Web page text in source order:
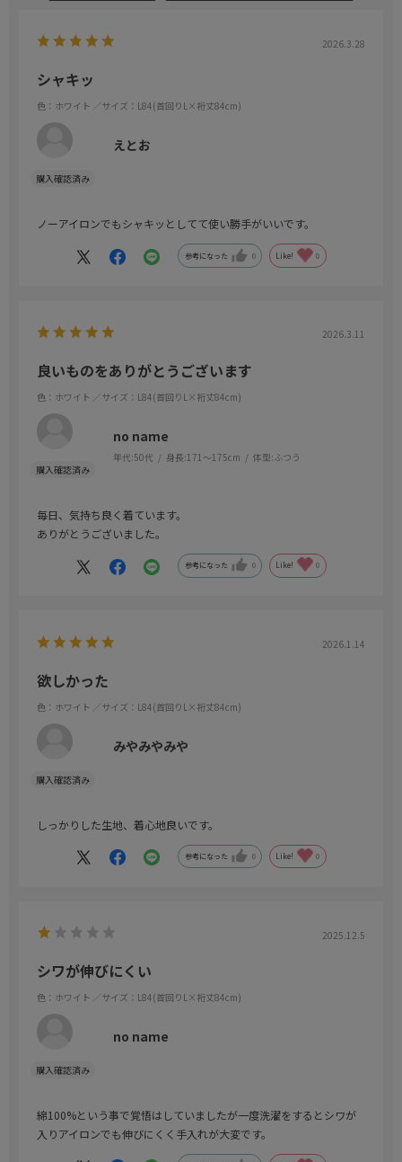
2026.3.28
シャキッ
色：ホワイト ／サイズ：L84(首回りL×裄丈84cm)
えとお
ノーアイロンでもシャキッとしてて使い勝手がいいです。
参考になった 0 Like! 0
2026.3.11
良いものをありがとうございます
色：ホワイト ／サイズ：L84(首回りL×裄丈84cm)
no name
年代:50代 身長:171～175cm 体型:ふつう
毎日、気持ち良く着ています。
ありがとうございました。
参考になった 0 Like! 0
2026.1.14
欲しかった
色：ホワイト ／サイズ：L84(首回りL×裄丈84cm)
みやみやみや
しっかりした生地、着心地良いです。
参考になった 0 Like! 0
2025.12.5
シワが伸びにくい
色：ホワイト ／サイズ：L84(首回りL×裄丈84cm)
no name
綿100%という事で覚悟はしていましたが一度洗濯をするとシワが
入りアイロンでも伸びにくく手入れが大変です。